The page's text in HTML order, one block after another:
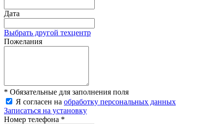
Дата
Выбрать другой техцентр
Пожелания
* Обязательные для заполнения поля
Я согласен на обработку персональных данных
Записаться на установку
Номер телефона *